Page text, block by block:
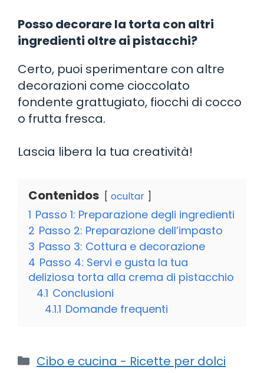
Posso decorare la torta con altri
ingredienti oltre ai pistacchi?
Certo, puoi sperimentare con altre
decorazioni come cioccolato
fondente grattugiato, fiocchi di cocco
o frutta fresca.
Lascia libera la tua creatività!
Contenidos ocultar
1 Passo 1: Preparazione degli ingredienti
2 Passo 2: Preparazione dell’impasto
3 Passo 3: Cottura e decorazione
4 Passo 4: Servi e gusta la tua
deliziosa torta alla crema di pistacchio
4.1 Conclusioni
4.1.1 Domande frequenti
Categorie
Cibo e cucina - Ricette per dolci